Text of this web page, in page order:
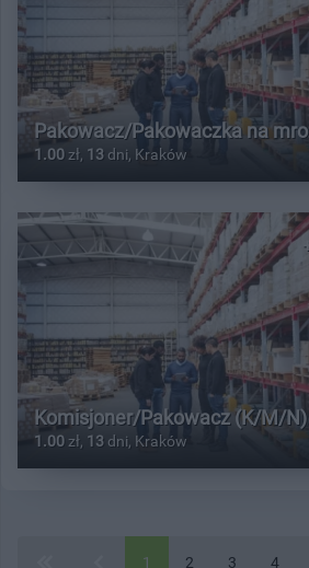
Pakowacz/Pakowaczka na
1.00 zł, 13 dni, Kraków
Komisjoner/Pakowacz (K/M/N)
1.00 zł, 13 dni, Kraków
1 2 3 4